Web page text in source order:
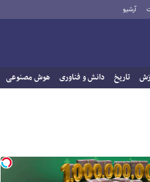
آرشیو
تاریخ دانش و فناوری هوش مصنوعی